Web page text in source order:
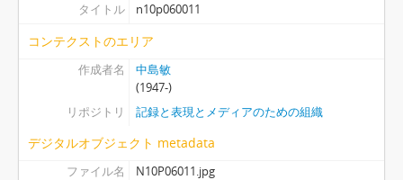
タイトル n10p060011
コンテクストのエリア
作成者名
中島敏
(1947-)
リポジトリ
記録と表現とメディアのための組織
デジタルオブジェクト metadata
ファイル名
N10P06011.jpg